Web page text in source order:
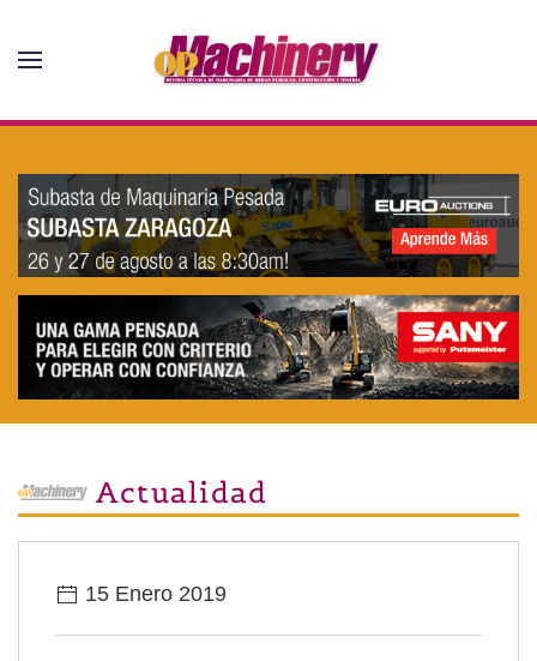
Skip to main content
Actualidad
15 Enero 2019